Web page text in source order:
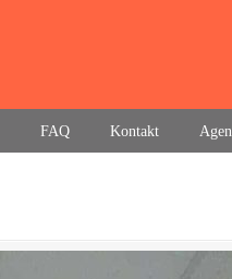
FAQ Kontakt